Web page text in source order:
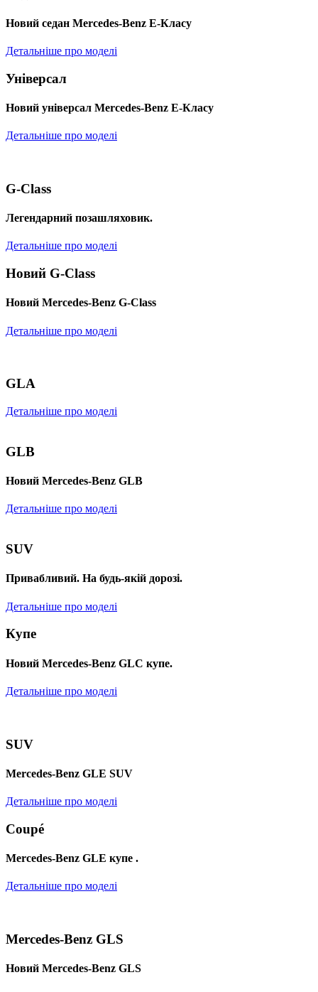
Новий седан Mercedes-Benz Е-Класу
Детальніше про моделі
Універсал
Новий універсал Mercedes-Benz E-Класу
Детальніше про моделі
G-Class
Легендарний позашляховик.
Детальніше про моделі
Новий G-Class
Новий Mercedes-Benz G-Class
Детальніше про моделі
GLA
Детальніше про моделі
GLB
Новий Mercedes-Benz GLB
Детальніше про моделі
SUV
Привабливий. На будь-якій дорозі.
Детальніше про моделі
Купе
Новий Mercedes-Benz GLС купе.
Детальніше про моделі
SUV
Mercedes-Benz GLE SUV
Детальніше про моделі
Coupé
Mercedes-Benz GLE купе .
Детальніше про моделі
Mercedes-Benz GLS
Новий Mercedes-Benz GLS